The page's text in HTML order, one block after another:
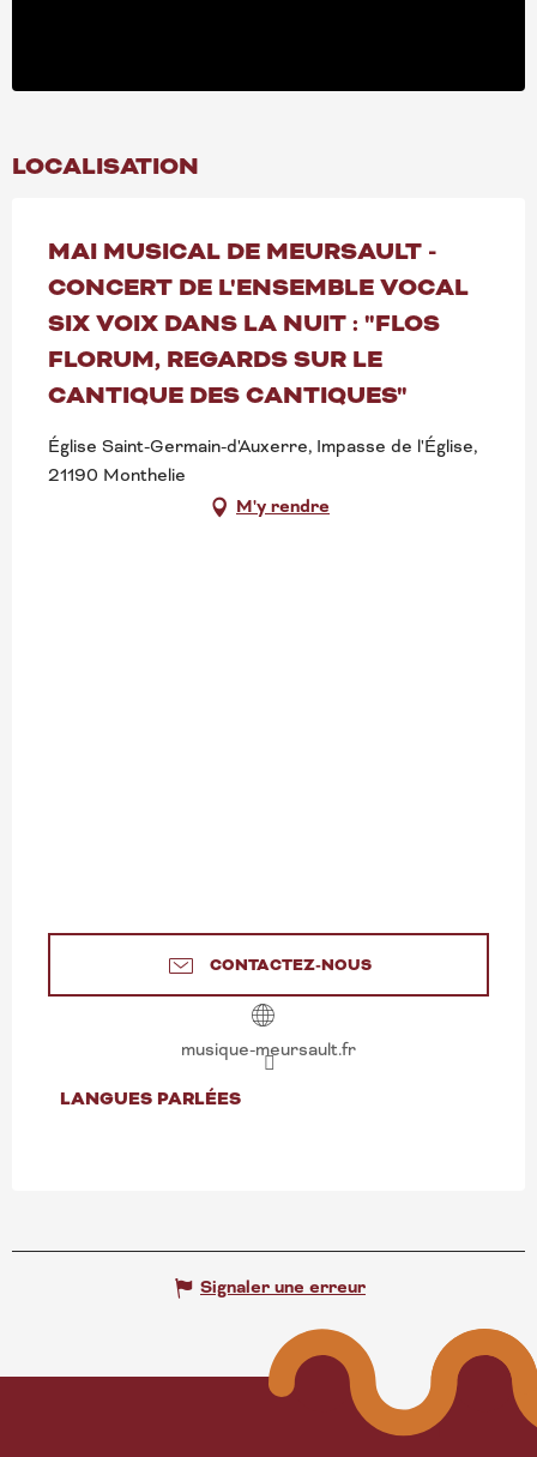
LOCALISATION
MAI MUSICAL DE MEURSAULT -
CONCERT DE L'ENSEMBLE VOCAL
SIX VOIX DANS LA NUIT : "FLOS
FLORUM, REGARDS SUR LE
CANTIQUE DES CANTIQUES"
Église Saint-Germain-d'Auxerre, Impasse de l'Église,
21190 Monthelie
M'y rendre
CONTACTEZ-NOUS
musique-meursault.fr
LANGUES PARLÉES
LANGUES PARLÉES
Signaler une erreur